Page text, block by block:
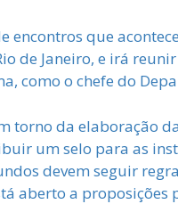
encontros que
de Janeiro, e irá
como o chefe do
torno da elaboração
um selo para as
devem seguir
aberto a